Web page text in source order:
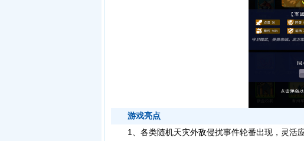
游戏亮点
1、各类随机天灾外敌侵扰事件轮番出现，灵活应